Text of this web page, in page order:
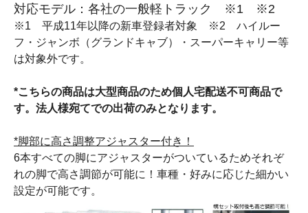
対応モデル：各社の一般軽トラック ※1 ※2
※1 平成11年以降の新車登録者対象 ※2 ハイルー
フ・ジャンボ（グランドキャブ）・スーパーキャリー等
は対象外です。
*こちらの商品は大型商品のため個人宅配送不可商品で
す。法人様宛てでの出荷のみとなります。
*脚部に高さ調整アジャスター付き！
6本すべての脚にアジャスターがついているためそれぞ
れの脚で高さ調節が可能に！車種・好みに応じた細かい
設定が可能です。